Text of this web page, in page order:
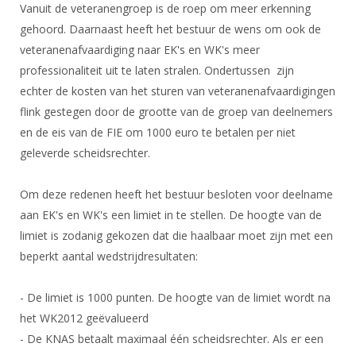
Polls
Forums
Maandelijks archief
Evenement
Gebruiksvoorwaarden
Handleiding
Historie
Lidmaatschap
Tarieven
Reglementen
Sponsors en Partners
Bestuur
Commissies
Ereleden
Vacatures
Introductie
Recreatiesport
Lichtzwaardschermen
Wedstrijdsport
Inschrijven
Reglementen
Materiaal
Schermpaspoort
Rolstoelschermen
Wat is topsport
NK's
Oranje
DBT
FBT
SBT
Talentontwikkeling
Atletencommissie
Internationale Titeltoernooien
Informatie
Voor de jeugd
Spreekbeurtpakket
Ouders en vereniging
Jeugdkampen
Voor coaches en leraren
Nieuws
Internationale opleidingen
Opleidingen
Forums
Forums
Schermforum
Zoek Vereniging
Contact
Vanuit de veteranengroep is de roep om meer erkenning
gehoord. Daarnaast heeft het bestuur de wens om ook de
veteranenafvaardiging naar EK's en WK's meer
professionaliteit uit te laten stralen. Ondertussen zijn
echter de kosten van het sturen van veteranenafvaardigingen
flink gestegen door de grootte van de groep van deelnemers
en de eis van de FIE om 1000 euro te betalen per niet
geleverde scheidsrechter.
Om deze redenen heeft het bestuur besloten voor deelname
aan EK's en WK's een limiet in te stellen. De hoogte van de
limiet is zodanig gekozen dat die haalbaar moet zijn met een
beperkt aantal wedstrijdresultaten:
- De limiet is 1000 punten. De hoogte van de limiet wordt na
het WK2012 geëvalueerd
- De KNAS betaalt maximaal één scheidsrechter. Als er een